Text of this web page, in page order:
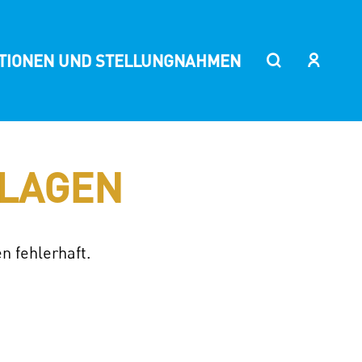
UND STELLUNGNAHMEN
fehlerhaft.